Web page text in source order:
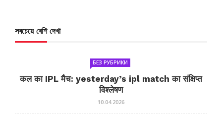
সবচেয়ে বেশি দেখা
БЕЗ РУБРИКИ
कल का IPL मैच: yesterday’s ipl match का संक्षिप्त
विश्लेषण
10.04.2026